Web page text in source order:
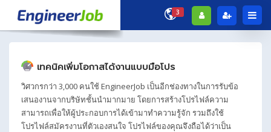
3
เทคนิคเพิ่มโอกาสได้งานแบบมือโปร
วิศวกรกว่า 3,000 คนใช้ EngineerJob เป็นอีกช่องทางในการรับข้อ
เสนองานจากบริษัทชั้นนำมากมาย โดยการสร้างโปรไฟล์ความ
สามารถเพื่อให้ผู้ประกอบการได้เข้ามาทำความรู้จัก รวมถึงใช้
โปรไฟล์สมัครงานที่ตัวเองสนใจ โปรไฟล์ของคุณจึงถือได้ว่าเป็น